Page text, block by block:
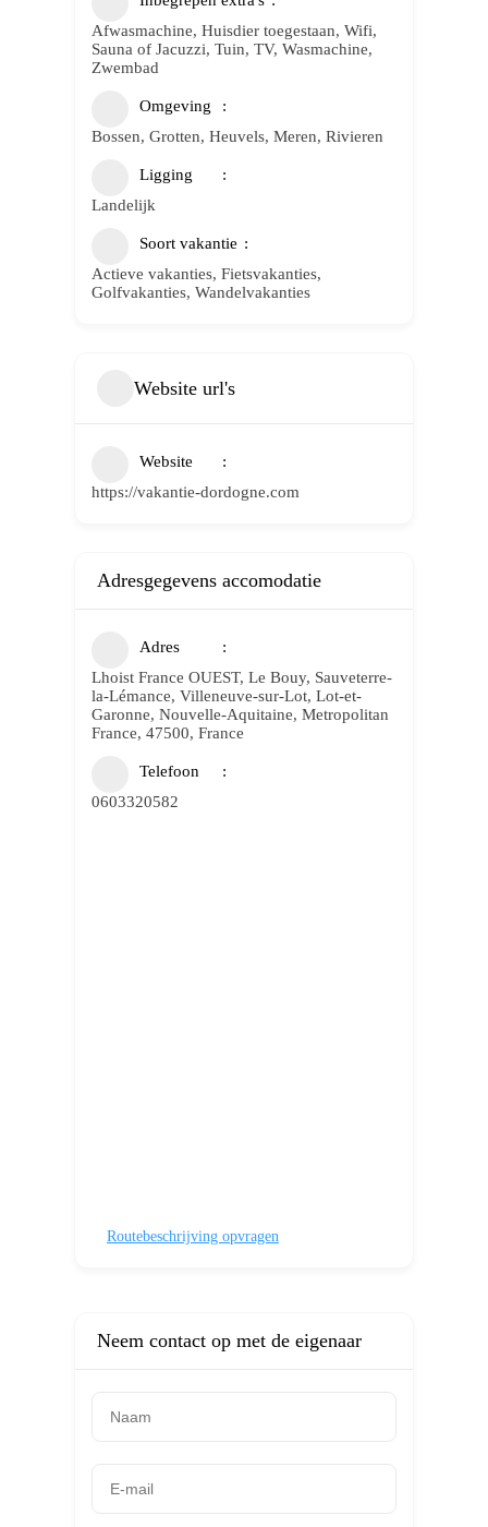
Afwasmachine, Huisdier toegestaan, Wifi,
Sauna of Jacuzzi, Tuin, TV, Wasmachine,
Zwembad
Omgeving
Bossen, Grotten, Heuvels, Meren, Rivieren
Ligging
Landelijk
Soort vakantie
Actieve vakanties, Fietsvakanties,
Golfvakanties, Wandelvakanties
Website url's
Website
https://vakantie-dordogne.com
Adresgegevens accomodatie
Adres
Lhoist France OUEST, Le Bouy, Sauveterre-
la-Lémance, Villeneuve-sur-Lot, Lot-et-
Garonne, Nouvelle-Aquitaine, Metropolitan
France, 47500, France
Telefoon
0603320582
Routebeschrijving opvragen
Neem contact op met de eigenaar